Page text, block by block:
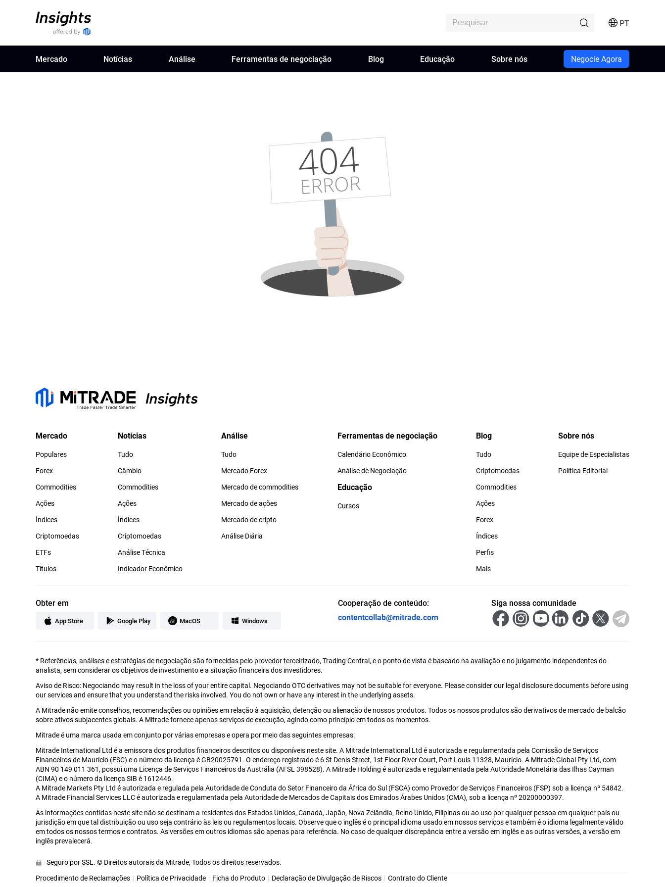
PT
Mercado Notícias Análise Ferramentas de negociação Blog Educação Sobre nós Negocie Agora
Mercado
Populares
Forex
Commodities
Ações
Índices
Criptomoedas
ETFs
Títulos
Notícias
Tudo
Câmbio
Commodities
Ações
Índices
Criptomoedas
Análise Técnica
Indicador Econômico
Análise
Tudo
Mercado Forex
Mercado de commodities
Mercado de ações
Mercado de cripto
Análise Diária
Ferramentas de negociação
Calendário Econômico
Análise de Negociação
Educação
Cursos
Blog
Tudo
Criptomoedas
Commodities
Ações
Forex
Índices
Perfis
Mais
Sobre nós
Equipe de Especialistas
Política Editorial
Obter em
App Store Google Play MacOS Windows
Cooperação de conteúdo:
contentcollab@mitrade.com
Siga nossa comunidade
* Referências, análises e estratégias de negociação são fornecidas pelo provedor terceirizado, Trading Central, e o ponto de vista é baseado na avaliação e no julgamento independentes do
analista, sem considerar os objetivos de investimento e a situação financeira dos investidores.
Aviso de Risco: Negociando may result in the loss of your entire capital. Negociando OTC derivatives may not be suitable for everyone. Please consider our legal disclosure documents before using
our services and ensure that you understand the risks involved. You do not own or have any interest in the underlying assets.
A Mitrade não emite conselhos, recomendações ou opiniões em relação à aquisição, detenção ou alienação de nossos produtos. Todos os nossos produtos são derivativos de mercado de balcão
sobre ativos subjacentes globais. A Mitrade fornece apenas serviços de execução, agindo como princípio em todos os momentos.
Mitrade é uma marca usada em conjunto por várias empresas e opera por meio das seguintes empresas:
Mitrade International Ltd é a emissora dos produtos financeiros descritos ou disponíveis neste site. A Mitrade International Ltd é autorizada e regulamentada pela Comissão de Serviços
Financeiros de Maurício (FSC) e o número da licença é GB20025791. O endereço registrado é 6 St Denis Street, 1st Floor River Court, Port Louis 11328, Maurício. A Mitrade Global Pty Ltd, com
ABN 90 149 011 361, possui uma Licença de Serviços Financeiros da Austrália (AFSL 398528). A Mitrade Holding é autorizada e regulamentada pela Autoridade Monetária das Ilhas Cayman
(CIMA) e o número da licença SIB é 1612446.
A Mitrade Markets Pty Ltd é autorizada e regulada pela Autoridade de Conduta do Setor Financeiro da África do Sul (FSCA) como Provedor de Serviços Financeiros (FSP) sob a licença nº 54842.
A Mitrade Financial Services LLC é autorizada e regulamentada pela Autoridade de Mercados de Capitais dos Emirados Árabes Unidos (CMA), sob a licença nº 20200000397.
As informações contidas neste site não se destinam a residentes dos Estados Unidos, Canadá, Japão, Nova Zelândia, Reino Unido, Filipinas ou ao uso por qualquer pessoa em qualquer país ou
jurisdição em que tal distribuição ou uso seja contrário às leis ou regulamentos locais. Observe que o inglês é o principal idioma usado em nossos serviços e também é o idioma legalmente válido
em todos os nossos termos e contratos. As versões em outros idiomas são apenas para referência. No caso de qualquer discrepância entre a versão em inglês e as outras versões, a versão em
inglês prevalecerá.
Seguro por SSL. © Direitos autorais da Mitrade, Todos os direitos reservados.
Procedimento de Reclamações
Política de Privacidade Ficha do Produto Declaração de Divulgação de Riscos Contrato do Cliente